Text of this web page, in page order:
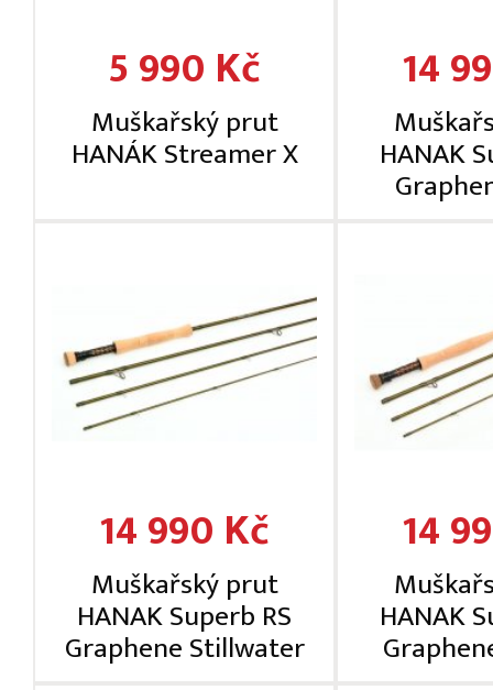
5 990 Kč
Muškařský prut
HANÁK Streamer X
14
HANAK
14 990 Kč
Muškařský prut
HANAK Superb RS
Graphene Stillwater
14
HANAK